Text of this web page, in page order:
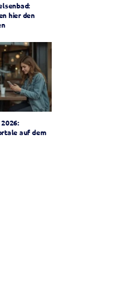
hier den
auf dem